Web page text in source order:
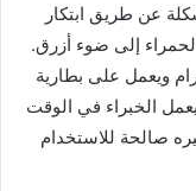
عن طريق ابتكار
إلى ضوء أزرق.
1 مليمتر، ويزن 2.3 ميلليغرام ويعمل على بطارية
الخبراء في الوقت
صالحة للاستخدام